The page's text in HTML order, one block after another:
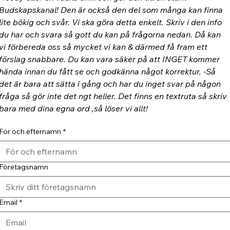
Den är också den del som många kan finna
bökig och svår. Vi ska göra detta enkelt. Skriv i den info
har och svara så gott du kan på frågorna nedan. Då kan
förbereda oss så mycket vi kan & därmed få fram ett
snabbare. Du kan vara säker på att INGET kommer
innan du fått se och godkänna något korrektur. -Så
är bara att sätta i gång och har du inget svar på någon
så gör inte det ngt heller. Det finns en textruta så skriv
med dina egna ord ,så löser vi allt!
och efternamn *
*